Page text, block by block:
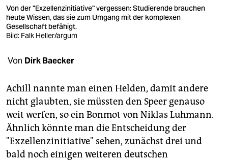
verlag
veranstaltungen
fragen & hilfe
unterstützen
abo
genossenschaft
epaper login
Von der "Exzellenzinitiative" vergessen: Studierende brauchen
heute Wissen, das sie zum Umgang mit der komplexen
Gesellschaft befähigt.
Bild: Falk Heller/argum
Von Dirk Baecker
Achill nannte man einen Helden, damit andere
nicht glaubten, sie müssten den Speer genauso
weit werfen, so ein Bonmot von Niklas Luhmann.
Ähnlich könnte man die Entscheidung der
"Exzellenzinitiative" sehen, zunächst drei und
bald noch einigen weiteren deutschen